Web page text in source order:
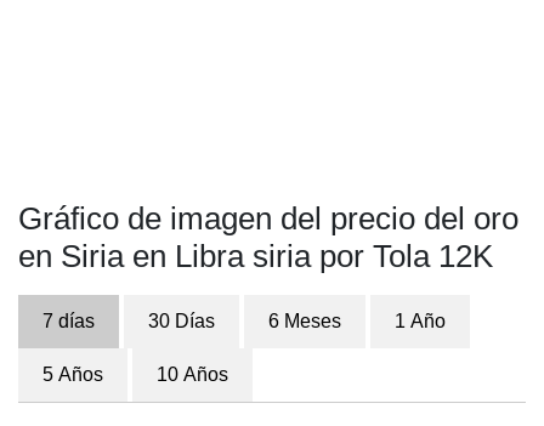
Gráfico de imagen del precio del oro
en Siria en Libra siria por Tola 12K
7 días 30 Días 6 Meses 1 Año
5 Años 10 Años